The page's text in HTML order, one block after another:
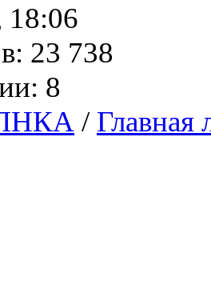
18:06
23 738
8
/ Главная